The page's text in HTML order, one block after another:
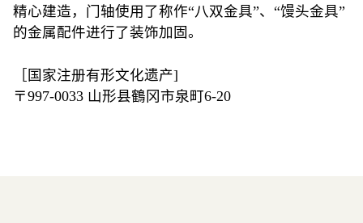
精心建造，门轴使用了称作“八双金具”、“馒头金具”
的金属配件进行了装饰加固。
［国家注册有形文化遗产]
〒997-0033 山形县鶴冈市泉町6-20